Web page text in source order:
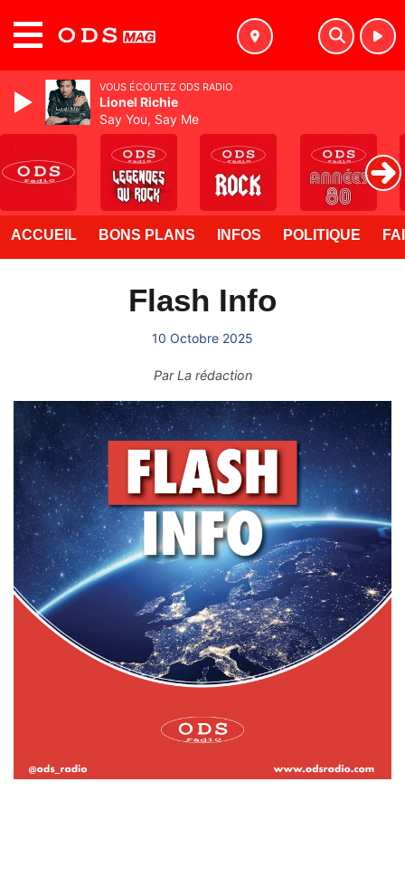
ACCUEIL BONS PLANS INFOS POLITIQUE
Flash Info
10 Octobre 2025
ParLa rédaction
VOUS ÉCOUTEZ ODS RADIO
Lionel Richie
Say You, Say Me